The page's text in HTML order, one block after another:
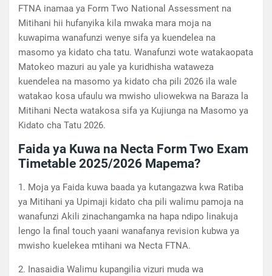
FTNA inamaa ya Form Two National Assessment na
Mitihani hii hufanyika kila mwaka mara moja na
kuwapima wanafunzi wenye sifa ya kuendelea na
masomo ya kidato cha tatu. Wanafunzi wote watakaopata
Matokeo mazuri au yale ya kuridhisha wataweza
kuendelea na masomo ya kidato cha pili 2026 ila wale
watakao kosa ufaulu wa mwisho uliowekwa na Baraza la
Mitihani Necta watakosa sifa ya Kujiunga na Masomo ya
Kidato cha Tatu 2026.
Faida ya Kuwa na Necta Form Two Exam
Timetable 2025/2026 Mapema?
1. Moja ya Faida kuwa baada ya kutangazwa kwa Ratiba
ya Mitihani ya Upimaji kidato cha pili walimu pamoja na
wanafunzi Akili zinachangamka na hapa ndipo linakuja
lengo la final touch yaani wanafanya revision kubwa ya
mwisho kuelekea mtihani wa Necta FTNA.
2. Inasaidia Walimu kupangilia vizuri muda wa